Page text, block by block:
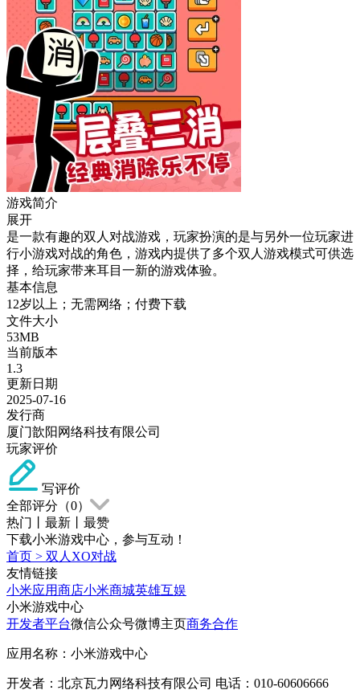
游戏简介
展开
是一款有趣的双人对战游戏，玩家扮演的是与另外一位玩家进
行小游戏对战的角色，游戏内提供了多个双人游戏模式可供选
择，给玩家带来耳目一新的游戏体验。
基本信息
12岁以上；无需网络；付费下载
文件大小
53MB
当前版本
1.3
更新日期
2025-07-16
发行商
厦门歆阳网络科技有限公司
玩家评价
写评价
全部评分（0）
热门
最新
最赞
下载小米游戏中心，参与互动！
首页 > 双人XO对战
友情链接
小米应用商店小米商城英雄互娱
小米游戏中心
开发者平台微信公众号微博主页商务合作
应用名称：小米游戏中心
开发者：北京瓦力网络科技有限公司 电话：010-60606666